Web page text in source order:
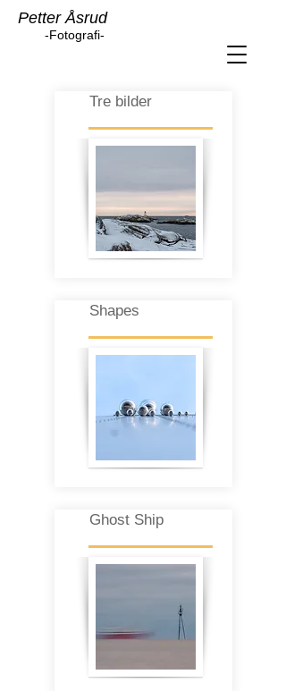
Petter Åsrud
-Fotografi-
Tre bilder
Shapes
Ghost Ship